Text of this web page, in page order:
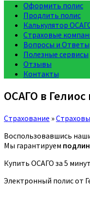
Оформить полис
Продлить полис
Калькулятор
Страховые
Вопросы и Ответы
Полезные сервисы
Отзывы
Контакты
ОСАГО в
Страхование »
Воспользовавшись
Мы гарантируем
Купить ОСАГО за 5 минут
Электронный полис от